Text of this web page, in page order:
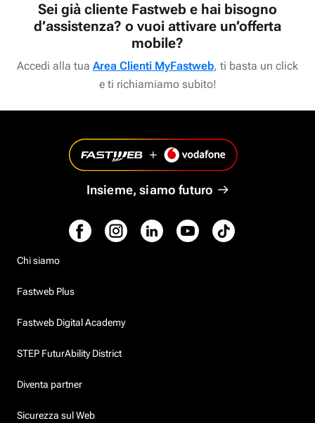
Sei già cliente Fastweb e hai bisogno
d’assistenza? o vuoi attivare un’offerta
mobile?
Accedi alla tua Area Clienti MyFastweb, ti basta un click
e ti richiamiamo subito!
Insieme, siamo futuro
Chi siamo
Fastweb Plus
Fastweb Digital Academy
STEP FuturAbility District
Diventa partner
Sicurezza sul Web